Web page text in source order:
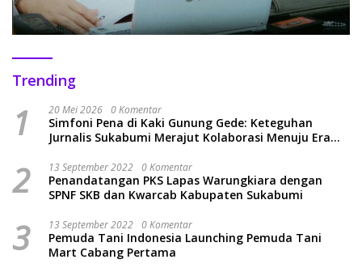
Trending
1 20 Mei 2026 0 Komentar
Simfoni Pena di Kaki Gunung Gede: Keteguhan
Jurnalis Sukabumi Merajut Kolaborasi Menuju Era
2 13 September 2022 0 Komentar
Penandatangan PKS Lapas Warungkiara dengan
SPNF SKB dan Kwarcab Kabupaten Sukabumi
3 13 September 2022 0 Komentar
Pemuda Tani Indonesia Launching Pemuda Tani
Mart Cabang Pertama